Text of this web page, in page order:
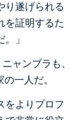
り遂げられる
を証明するた
」
ャンブラも、
一人だ。
をよりプロフ